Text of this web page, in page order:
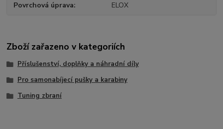
Povrchová úprava ELOX
Zboží zařazeno v kategoriích
Příslušenství, doplňky a náhradní díly
Pro samonabíjecí pušky a karabiny
Tuning zbraní